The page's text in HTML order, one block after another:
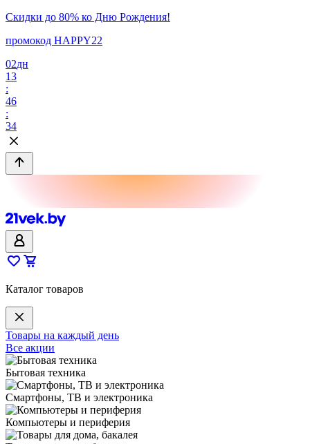
Скидки до 80% ко Дню Рождения!
промокод HAPPY22
02дн
13
:
46
:
34
Каталог товаров
Товары на каждый день
Все акции
Бытовая техника
Смартфоны, ТВ и электроника
Компьютеры и периферия